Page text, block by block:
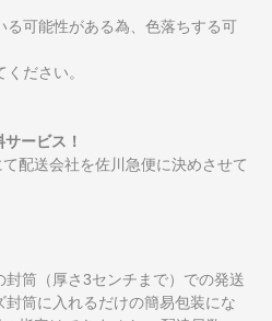
可能性がある為、色落ちする可
ださい。
ービス！
配送会社を佐川急便に決めさせて
筒（厚さ3センチまで）での発送
筒に入れるだけの簡易包装にな